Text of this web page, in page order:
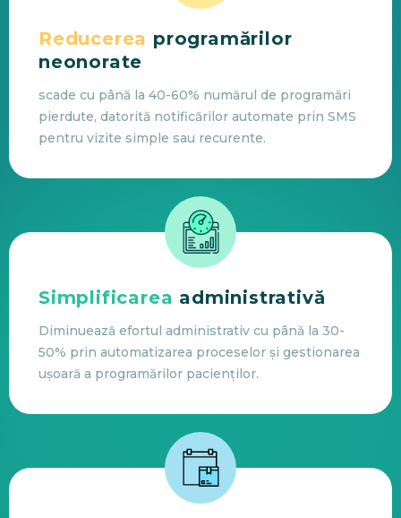
Reducerea programărilor
neonorate
scade cu până la 40-60% numărul de programări
pierdute, datorită notificărilor automate prin SMS
pentru vizite simple sau recurente.
Simplificarea administrativă
Diminuează efortul administrativ cu până la 30-
50% prin automatizarea proceselor și gestionarea
ușoară a programărilor pacienților.